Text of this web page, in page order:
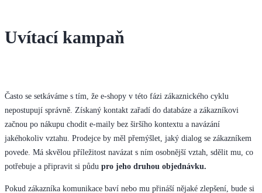
Uvítací kampaň
Často se setkáváme s tím, že e-shopy v této fázi zákaznického cyklu
nepostupují správně. Získaný kontakt zařadí do databáze a zákazníkovi
začnou po nákupu chodit e-maily bez širšího kontextu a navázání
jakéhokoliv vztahu. Prodejce by měl přemýšlet, jaký dialog se zákazníkem
povede. Má skvělou příležitost navázat s ním osobnější vztah, sdělit mu, co
potřebuje a připravit si půdu pro jeho druhou objednávku.
Pokud zákazníka komunikace baví nebo mu přináší nějaké zlepšení, bude si